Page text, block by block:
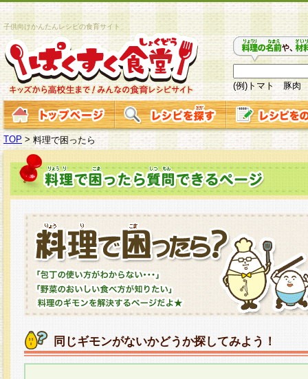
子供向けかんたんレシピの食育サイト
(例)トマト 豚肉
TOP >料理で困ったら
同じギモンがないかどうか探してみよう！